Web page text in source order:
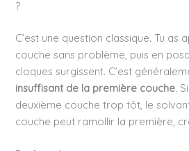
?
C’est une question classique. Tu as
couche sans problème, puis en
cloques surgissent. C’est
insuffisant de la première couche.
deuxième couche trop tôt, le
couche peut ramollir la première,